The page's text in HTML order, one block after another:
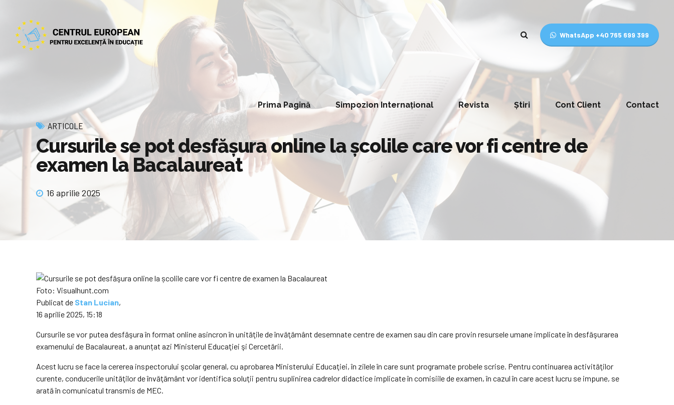
WhatsApp +40 765 699 399
Prima Pagină Simpozion Internațional Revista Știri Cont Client Contact
ARTICOLE
Cursurile se pot desfăşura online la școlile care vor fi centre de
examen la Bacalaureat
16 aprilie 2025
Foto: Visualhunt.com
Publicat de Stan Lucian,
16 aprilie 2025, 15:18
Cursurile se vor putea desfăşura în format online asincron în unităţile de învăţământ desemnate centre de examen sau din care provin resursele umane implicate în desfăşurarea
examenului de Bacalaureat, a anunțat azi Ministerul Educaţiei şi Cercetării.
Acest lucru se face la cererea inspectorului şcolar general, cu aprobarea Ministerului Educaţiei, în zilele în care sunt programate probele scrise. Pentru continuarea activităţilor
curente, conducerile unităţilor de învăţământ vor identifica soluţii pentru suplinirea cadrelor didactice implicate în comisiile de examen, în cazul în care acest lucru se impune, se
arată în comunicatul transmis de MEC.